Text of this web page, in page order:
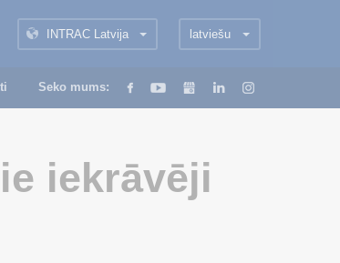
latviešu
INTRAC Latvija
Seko mums:
iekrāvēji